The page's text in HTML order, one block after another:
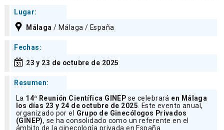
Lugar:
Málaga/ Málaga / España
Fechas:
23 y 23 de octubre de 2025
Resumen:
La 14ª Reunión Científica GINEP se celebrará en Málaga
los días 23 y 24 de octubre de 2025 . Este evento anual,
organizado por el Grupo de Ginecólogos Privados
(GINEP), se ha consolidado como un referente en el
ámbito de la ginecología privada en España